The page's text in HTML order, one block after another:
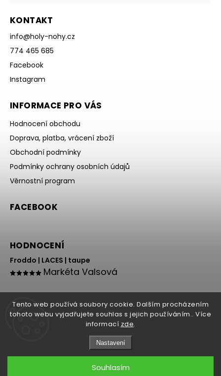
Tento web používá soubory cookie. Dalším procházením
tohoto webu vyjadřujete souhlas s jejich používáním.. Více
informací zde.
Nastavení
Souhlasím
KONTAKT
info@holy-nohy.cz
774 465 685
Facebook
Instagram
INFORMACE PRO VÁS
Hodnocení obchodu
Doprava, platba, vrácení zboží
Obchodní podmínky
Podmínky ochrany osobních údajů
Věrnostní program
FACEBOOK
HODNOCENÍ
Froddo | LACES | taupe
Markéta Valsová